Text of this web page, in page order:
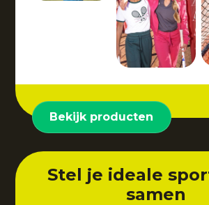
Bekijk producten
Stel je ideale
samen